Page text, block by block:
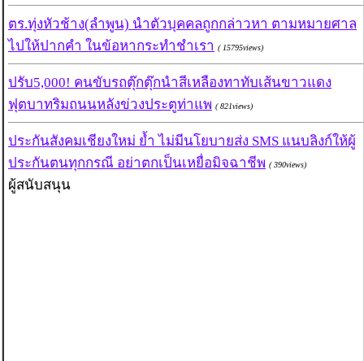
ตร.ทุ่งหัวช้าง(ลำพูน) นำตัวบุคคลถูกกล่าวหา ตามหมายศาล
ไปให้ปากคำ ในข้อหากระทำชำเรา ( 15795views)
ปรับ5,000! คนขับรถตุ๊กตุ๊กนำสีเหลืองทาทับเส้นขาวแดง
ฟุตบาทริมถนนหลังข่วงประตูท่าแพ ( 821views)
ประกันสังคมเชียงใหม่ ย้ำ ไม่มีนโยบายส่ง SMS แนบลิงก์ให้ผู้
ประกันตนทุกกรณี อย่าตกเป็นเหยื่อมิจฉาชีพ ( 390views)
ผู้สนับสนุน